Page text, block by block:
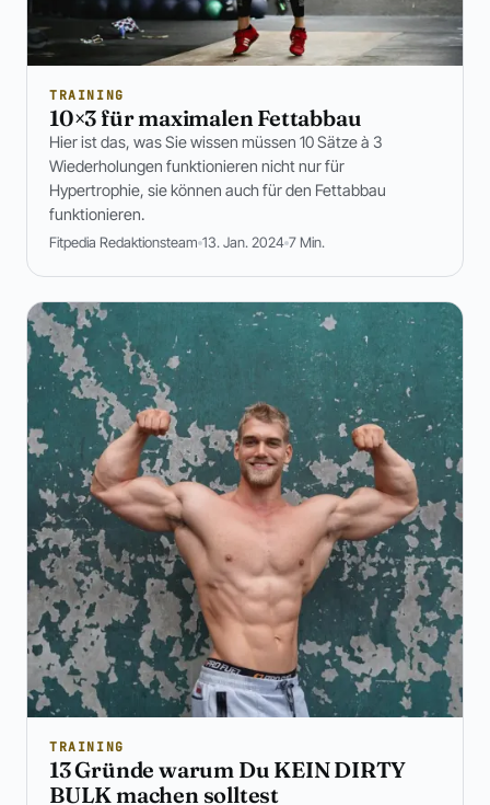
TRAINING
10×3 für maximalen Fettabbau
Hier ist das, was Sie wissen müssen 10 Sätze à 3
Wiederholungen funktionieren nicht nur für
Hypertrophie, sie können auch für den Fettabbau
funktionieren.
Fitpedia Redaktionsteam 13. Jan. 2024 7 Min.
TRAINING
13 Gründe warum Du KEIN DIRTY
BULK machen solltest